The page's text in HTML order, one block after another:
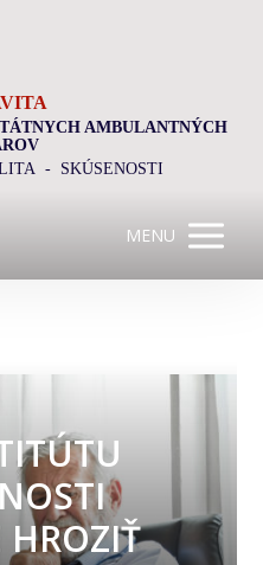
AMBULANTNÝCH
- SKÚSENOSTI
MENU